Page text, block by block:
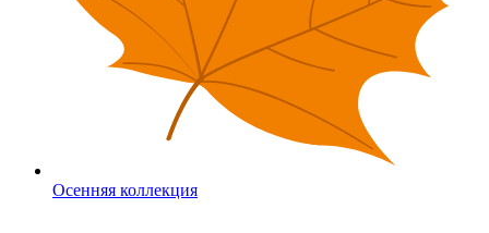
Осенняя коллекция